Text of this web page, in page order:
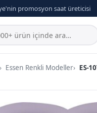
promosyon saat üreticisi
Essen Renkli Modeller ES-